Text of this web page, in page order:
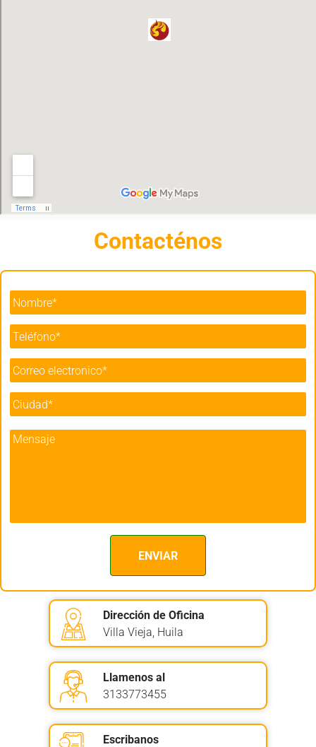
Contacténos
Dirección de Oficina
Villa Vieja, Huila
Llamenos al
3133773455
Escribanos